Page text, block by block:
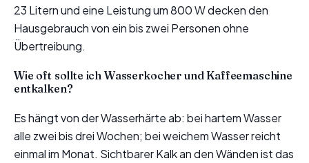
23 Litern und eine Leistung um 800 W decken den
Hausgebrauch von ein bis zwei Personen ohne
Übertreibung.
Wie oft sollte ich Wasserkocher und Kaffeemaschine
entkalken?
Es hängt von der Wasserhärte ab: bei hartem Wasser
alle zwei bis drei Wochen; bei weichem Wasser reicht
einmal im Monat. Sichtbarer Kalk an den Wänden ist das